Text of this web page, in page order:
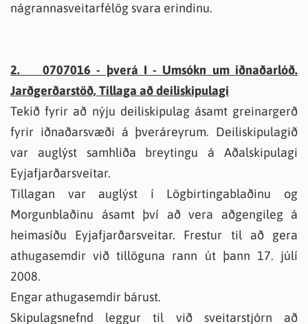
nágrannasveitarfélög svara erindinu.
2. 0707016 - þverá I - Umsókn um iðnaðarlóð.
Jarðgerðarstöð, Tillaga að deiliskipulagi
Tekið fyrir að nýju deiliskipulag ásamt greinargerð
fyrir iðnaðarsvæði á þveráreyrum. Deiliskipulagið
var auglýst samhliða breytingu á Aðalskipulagi
Eyjafjarðarsveitar.
Tillagan var auglýst í Lögbirtingablaðinu og
Morgunblaðinu ásamt því að vera aðgengileg á
heimasíðu Eyjafjarðarsveitar. Frestur til að gera
athugasemdir við tillöguna rann út þann 17. júlí
2008.
Engar athugasemdir bárust.
Skipulagsnefnd leggur til við sveitarstjórn að